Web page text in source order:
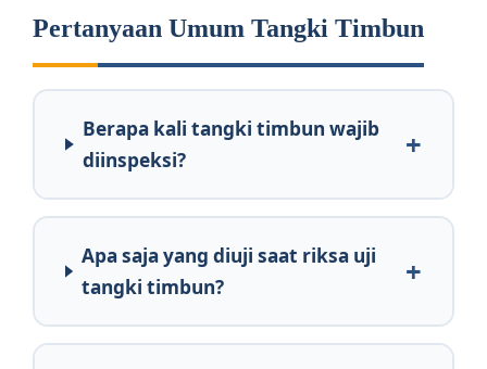
Pertanyaan Umum Tangki Timbun
Berapa kali tangki timbun wajib
diinspeksi?
Apa saja yang diuji saat riksa uji
tangki timbun?